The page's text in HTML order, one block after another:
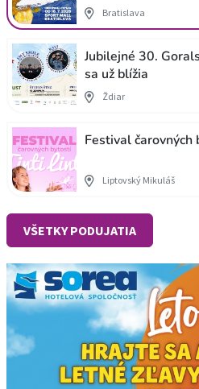
Bratislava
Jubilejné 30.
sa už blížia
Ždiar
Festival
Liptovský Mikuláš
VŠETKY PODUJATIA